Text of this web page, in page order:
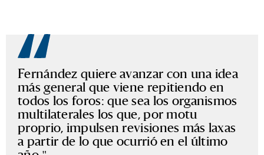
Fernández quiere avanzar con una idea
más general que viene repitiendo en
todos los foros: que sea los organismos
multilaterales los que, por motu
proprio, impulsen revisiones más laxas
a partir de lo que ocurrió en el último